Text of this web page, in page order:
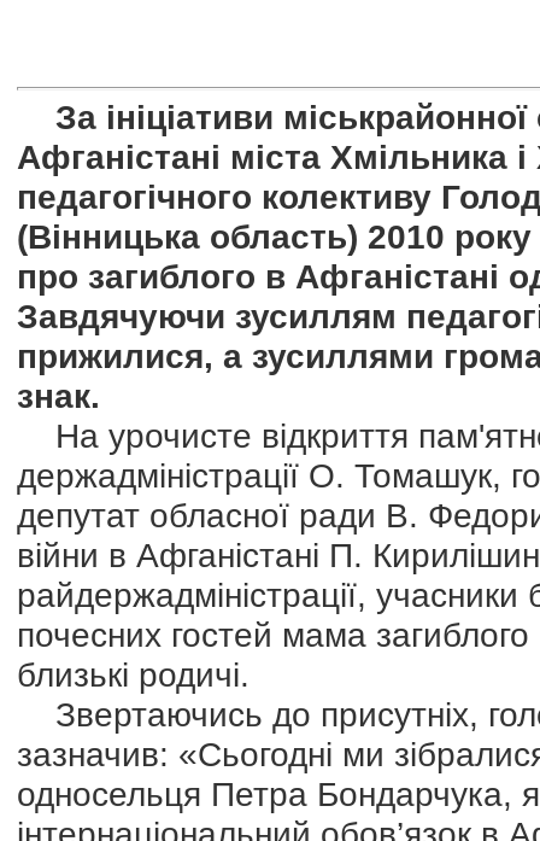
За ініціативи міськрайонної
Афганістані міста Хмільника
педагогічного колективу
(Вінницька область) 2010
про загиблого в Афганістані
Завдячуючи зусиллям
прижилися, а зусиллями
знак.
На урочисте відкриття
держадміністрації О. Томашук,
депутат обласної ради В.
війни в Афганістані П.
райдержадміністрації,
почесних гостей мама
близькі родичі.
Звертаючись до присутніх,
зазначив: «Сьогодні ми
односельця Петра Бондарчука,